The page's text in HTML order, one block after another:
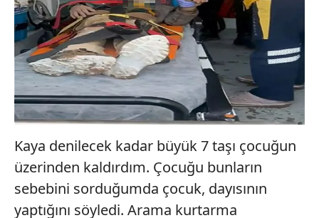
Kaya denilecek kadar büyük 7 taşı çocuğun
üzerinden kaldırdım. Çocuğu bunların
sebebini sorduğumda çocuk, dayısının
yaptığını söyledi. Arama kurtarma